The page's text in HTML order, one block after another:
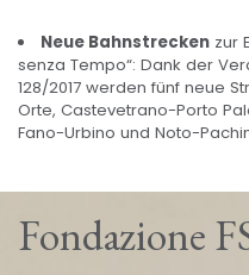
Neue Bahnstrecken zur
senza Tempo“: Dank der
128/2017 werden fünf neue
Orte, Castevetrano-Porto
Fano-Urbino und Noto-
Fondazione